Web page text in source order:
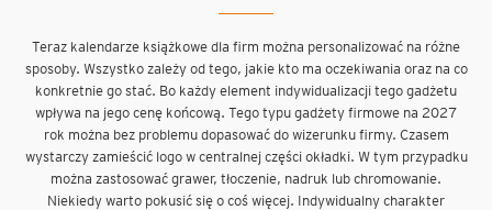
Teraz kalendarze książkowe dla firm można personalizować na różne
sposoby. Wszystko zależy od tego, jakie kto ma oczekiwania oraz na co
konkretnie go stać. Bo każdy element indywidualizacji tego gadżetu
wpływa na jego cenę końcową. Tego typu gadżety firmowe na 2027
rok można bez problemu dopasować do wizerunku firmy. Czasem
wystarczy zamieścić logo w centralnej części okładki. W tym przypadku
można zastosować grawer, tłoczenie, nadruk lub chromowanie.
Niekiedy warto pokusić się o coś więcej. Indywidualny charakter